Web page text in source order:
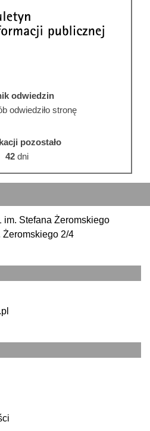
odwiedzin
odwiedziło stronę
pozostało
42dni
im. Stefana Żeromskiego
2/4